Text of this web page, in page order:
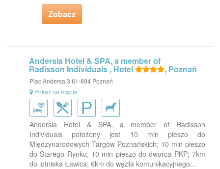
Zobacz
Andersia Hotel & SPA, a member of
Radisson Individuals , Hotel , Poznań
Plac Andersa 3 61-894 Poznań
Pokaż na mapie
Andersia Hotel & SPA, a member of Radisson
Individuals położony jest 10 min pieszo do
Międzynarodowych Targów Poznańskich; 10 min pieszo
do Starego Rynku; 10 min pieszo do dworca PKP; 7km
do lotniska Ławica; 6km do węzła komunikacyjnego...